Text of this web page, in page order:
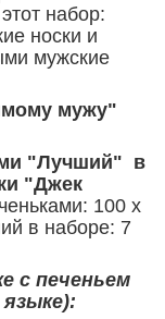
набор:
носки и
мужские
мужу"
"Лучший" в
"Джек
100 х
в наборе: 7
с печеньем
языке):